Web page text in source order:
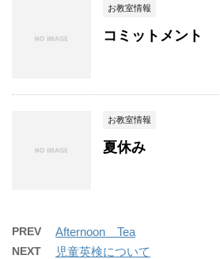
お教室情報
コミットメント
お教室情報
夏休み
PREV Afternoon Tea
NEXT 児童英検について